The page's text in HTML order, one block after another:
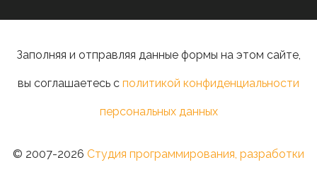
Заполняя и отправляя данные формы на этом сайте,
вы соглашаетесь с политикой конфиденциальности
персональных данных
© 2007-2026 Студия программирования, разработки